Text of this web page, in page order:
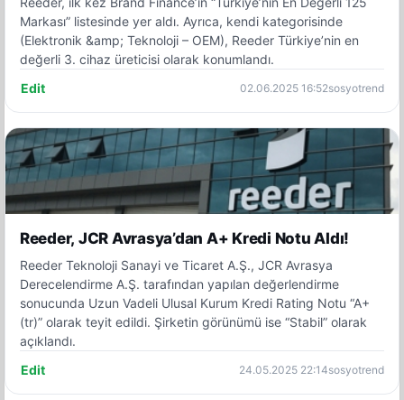
Markası” listesinde yer aldı. Ayrıca, kendi kategorisinde
(Elektronik &amp; Teknoloji – OEM), Reeder Türkiye’nin en
değerli 3. cihaz üreticisi olarak konumlandı.
Edit
02.06.2025 16:52sosyotrend
Reeder, JCR Avrasya’dan A+ Kredi Notu Aldı!
Reeder Teknoloji Sanayi ve Ticaret A.Ş., JCR Avrasya
Derecelendirme A.Ş. tarafından yapılan değerlendirme
sonucunda Uzun Vadeli Ulusal Kurum Kredi Rating Notu “A+
(tr)” olarak teyit edildi. Şirketin görünümü ise “Stabil” olarak
açıklandı.
Edit
24.05.2025 22:14sosyotrend